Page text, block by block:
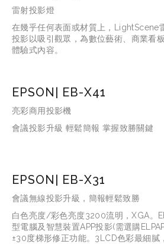
雷射投影燈
在幾乎任何表面或材質上，LightScene
投影以吸引觀眾，為數位藝術、商業看
體驗式內容。
EPSON| EB-X41
亮彩商用投影機
會議投影升級 輕鬆簡報 掌握致勝關鍵
EPSON| EB-X31
會議無線投影升級，簡報輕鬆致勝
白色亮度/彩色亮度3200流明，XGA。
型電腦及智慧裝置APP投影(需選購
±30度梯形修正功能。3LCD色彩最細膩